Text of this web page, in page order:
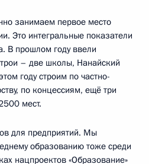
занимаем первое место
Это интегральные показатели
В прошлом году ввели
– две школы, Нанайский
году строим по частно-
по концессиям, ещё три
мест.
для предприятий. Мы
образованию тоже среди
нацпроектов «Образование»